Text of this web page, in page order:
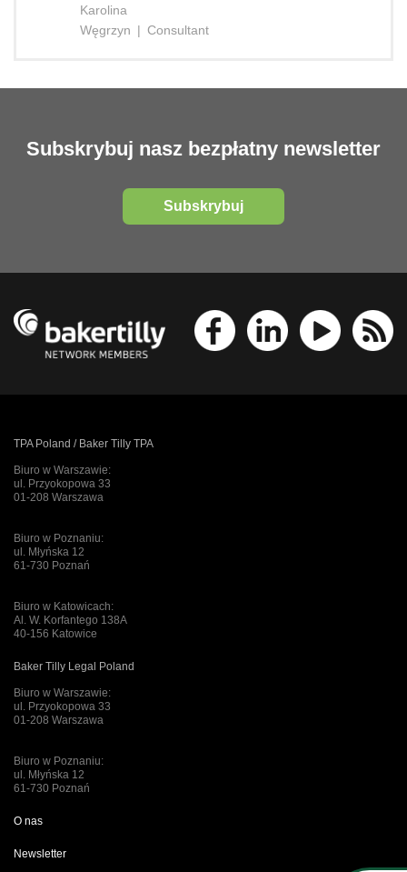
Karolina
Węgrzyn | Consultant
Subskrybuj nasz bezpłatny newsletter
Subskrybuj
TPA Poland / Baker Tilly TPA
Biuro w Warszawie:
ul. Przyokopowa 33
01-208 Warszawa
Biuro w Poznaniu:
ul. Młyńska 12
61-730 Poznań
Biuro w Katowicach:
Al. W. Korfantego 138A
40-156 Katowice
Baker Tilly Legal Poland
Biuro w Warszawie:
ul. Przyokopowa 33
01-208 Warszawa
Biuro w Poznaniu:
ul. Młyńska 12
61-730 Poznań
O nas
Newsletter